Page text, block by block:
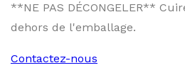
**NE PAS DÉCONGELER**
dehors de l'emballage.
Contactez-nous